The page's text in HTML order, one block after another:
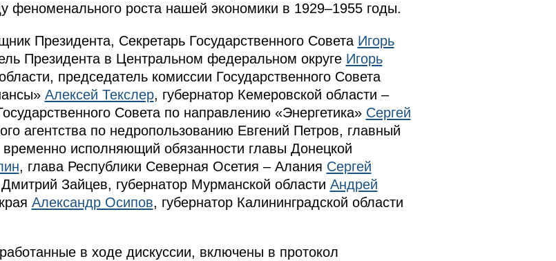
феноменального роста нашей экономики в 1929–1955 годы.
Президента, Секретарь Государственного Совета Игорь
Президента в Центральном федеральном округе Игорь
председатель комиссии Государственного Совета
Алексей Текслер, губернатор Кемеровской области –
Совета по направлению «Энергетика» Сергей
агентства по недропользованию Евгений Петров, главный
исполняющий обязанности главы Донецкой
, глава Республики Северная Осетия – Алания Сергей
Зайцев, губернатор Мурманской области Андрей
Александр Осипов, губернатор Калининградской области
в ходе дискуссии, включены в протокол